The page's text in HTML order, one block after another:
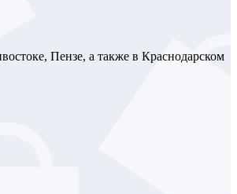
Пензе, а также в Краснодарском